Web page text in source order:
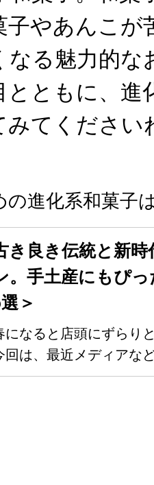
子やあんこが
なる魅力的な
とともに、進
みてください
の進化系和菓子
き良き伝統と新
。手土産にもぴ
＞
になると店頭にずらり
回は、最近メディアな